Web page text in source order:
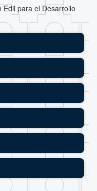
para el Desarrollo